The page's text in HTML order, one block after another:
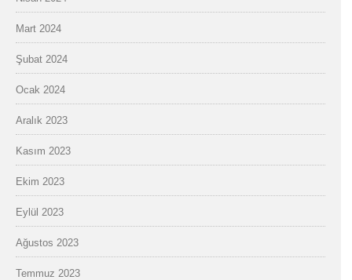
Mart 2024
Şubat 2024
Ocak 2024
Aralık 2023
Kasım 2023
Ekim 2023
Eylül 2023
Ağustos 2023
Temmuz 2023